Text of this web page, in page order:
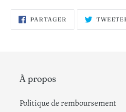
PARTAGER PARTAGER
SUR
À propos
Politique de remboursement